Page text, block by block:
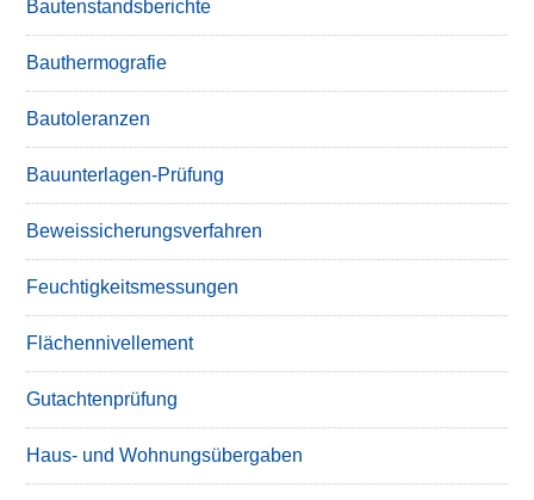
Bautenstandsberichte
Bauthermografie
Bautoleranzen
Bauunterlagen-Prüfung
Beweissicherungsverfahren
Feuchtigkeitsmessungen
Flächennivellement
Gutachtenprüfung
Haus- und Wohnungsübergaben